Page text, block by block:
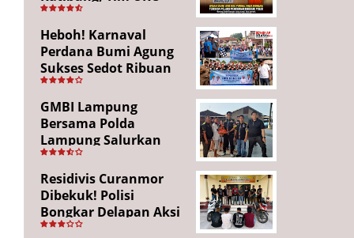
Ringkus Pelaku dan
Sita Barang Bukti
Heboh! Karnaval
Perdana Bumi Agung
Sukses Sedot Ribuan
Penonton, Enam
Lingkungan Tampil All
Out
GMBI Lampung
Bersama Polda
Lampung Salurkan
Puluhan Paket
Sembako di
Bakauheni, Wujud
Kepedulian Sambut
HUT RI ke-81
Residivis Curanmor
Dibekuk! Polisi
Bongkar Delapan Aksi
Pencurian di